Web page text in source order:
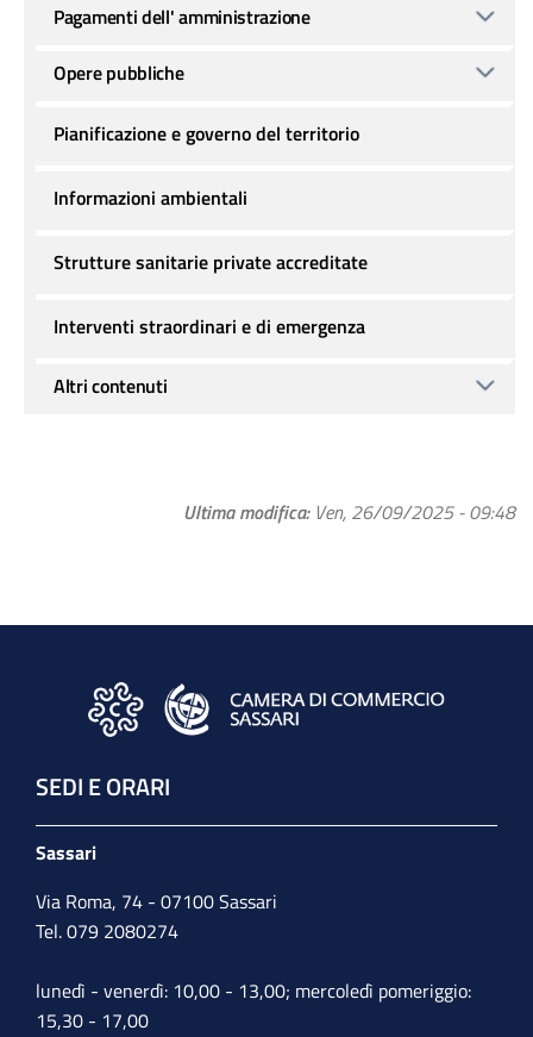
Ultima modifica Ven, 26/09/2025 - 09:48
Pagamenti dell' amministrazione
Opere pubbliche
Pianificazione e governo del territorio
Informazioni ambientali
Strutture sanitarie private accreditate
Interventi straordinari e di emergenza
Altri contenuti
SEDI E ORARI
Sassari
Via Roma, 74 - 07100 Sassari
Tel. 079 2080274
lunedì - venerdì: 10,00 - 13,00; mercoledì pomeriggio:
15,30 - 17,00